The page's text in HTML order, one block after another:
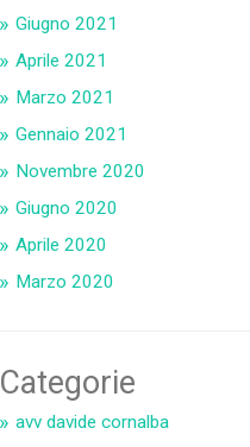
Giugno 2021
Aprile 2021
Marzo 2021
Gennaio 2021
Novembre 2020
Giugno 2020
Aprile 2020
Marzo 2020
Categorie
avv davide cornalba